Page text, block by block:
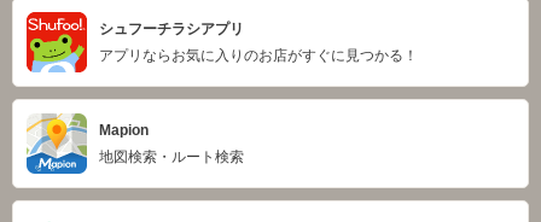
シュフーチラシアプリ
アプリならお気に入りのお店がすぐに見つかる！
Mapion
地図検索・ルート検索